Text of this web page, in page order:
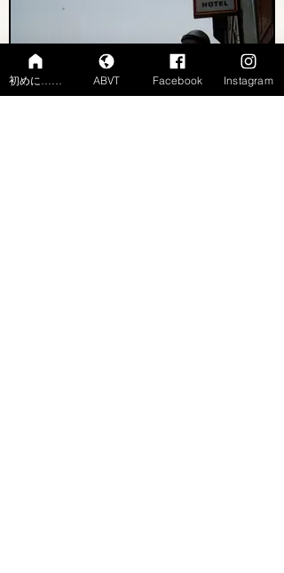
初めに…… ABVT Facebook Instagram